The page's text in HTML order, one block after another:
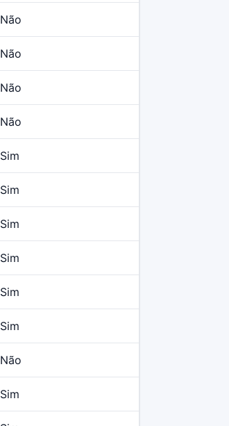
Não
Não
Não
Não
Sim
Sim
Sim
Sim
Sim
Sim
Não
Sim